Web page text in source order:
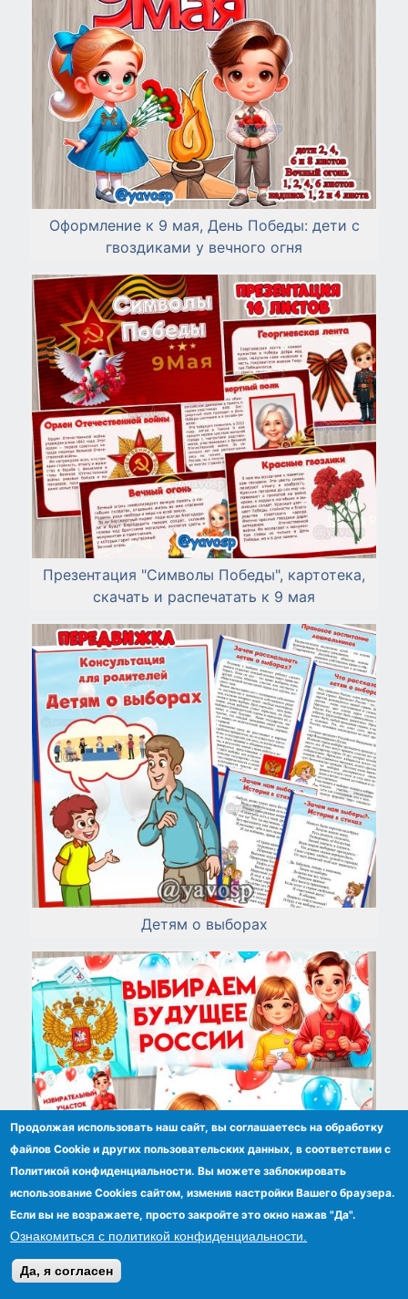
Оформление к 9 мая, День Победы: дети с
гвоздиками у вечного огня
Презентация "Символы Победы", картотека,
скачать и распечатать к 9 мая
Детям о выборах
Продолжая использовать наш сайт, вы соглашаетесь на обработку
файлов Сookie и других пользовательских данных, в соответствии с
Политикой конфиденциальности. Вы можете заблокировать
использование Cookies сайтом, изменив настройки Вашего браузера.
Если вы не возражаете, просто закройте это окно нажав "Да".
Ознакомиться с политикой конфиденциальности.
Да, я согласен